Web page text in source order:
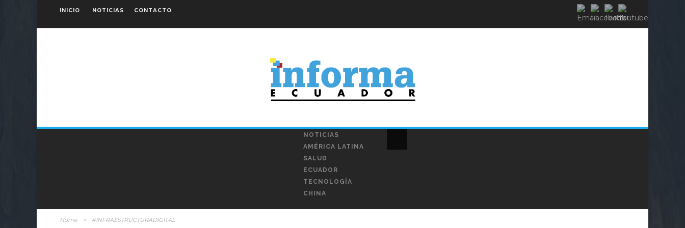
INICIO NOTICIAS CONTACTO
NOTICIAS
AMÉRICA LATINA
SALUD
ECUADOR
TECNOLOGÍA
CHINA
Home > #INFRAESTRUCTURADIGITAL